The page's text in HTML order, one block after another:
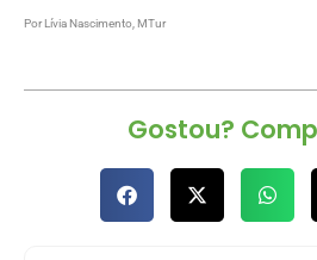
Por Lívia Nascimento, MTur
Gostou?